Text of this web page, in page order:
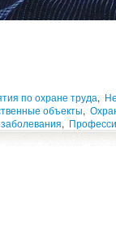
по охране труда,
объекты,
,